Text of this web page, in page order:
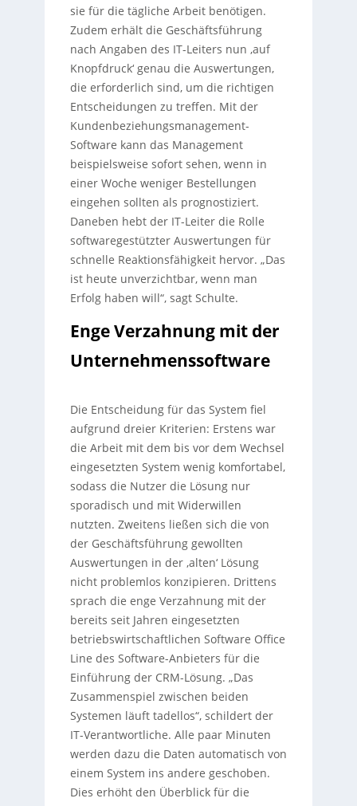
sie für die tägliche Arbeit benötigen.
Zudem erhält die Geschäftsführung
nach Angaben des IT-Leiters nun ‚auf
Knopfdruck‘ genau die Auswertungen,
die erforderlich sind, um die richtigen
Entscheidungen zu treffen. Mit der
Kundenbeziehungsmanagement-
Software kann das Management
beispielsweise sofort sehen, wenn in
einer Woche weniger Bestellungen
eingehen sollten als prognostiziert.
Daneben hebt der IT-Leiter die Rolle
softwaregestützter Auswertungen für
schnelle Reaktionsfähigkeit hervor. „Das
ist heute unverzichtbar, wenn man
Erfolg haben will“, sagt Schulte.
Enge Verzahnung mit der
Unternehmenssoftware
Die Entscheidung für das System fiel
aufgrund dreier Kriterien: Erstens war
die Arbeit mit dem bis vor dem Wechsel
eingesetzten System wenig komfortabel,
sodass die Nutzer die Lösung nur
sporadisch und mit Widerwillen
nutzten. Zweitens ließen sich die von
der Geschäftsführung gewollten
Auswertungen in der ‚alten‘ Lösung
nicht problemlos konzipieren. Drittens
sprach die enge Verzahnung mit der
bereits seit Jahren eingesetzten
betriebswirtschaftlichen Software Office
Line des Software-Anbieters für die
Einführung der CRM-Lösung. „Das
Zusammenspiel zwischen beiden
Systemen läuft tadellos“, schildert der
IT-Verantwortliche. Alle paar Minuten
werden dazu die Daten automatisch von
einem System ins andere geschoben.
Dies erhöht den Überblick für die